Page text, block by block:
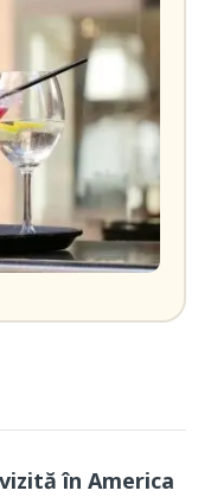
în America